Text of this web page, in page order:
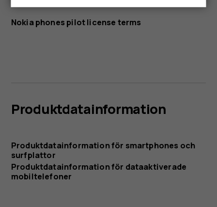
Nokia phones pilot license terms
Produktdatainformation
Produktdatainformation för smartphones och
surfplattor
Produktdatainformation för dataaktiverade
mobiltelefoner